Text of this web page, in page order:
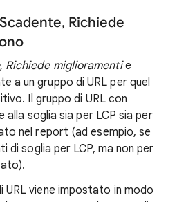
Richiede
, Richiede miglioramentie
a un gruppo di URL per quel
Il gruppo di URL con
soglia sia per LCP sia per
nel report (ad esempio, se
di soglia per LCP, ma non per
URL viene impostato in modo